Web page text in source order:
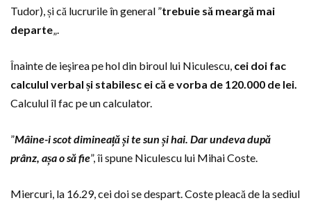
Tudor), și că lucrurile în general ”trebuie să meargă mai
departe„.
Înainte de ieşirea pe hol din biroul lui Niculescu, cei doi fac
calculul verbal și stabilesc ei că e vorba de 120.000 de lei.
Calculul îl fac pe un calculator.
”Mâine-i scot dimineață și te sun și hai. Dar undeva după
prânz, așa o să fie”, îi spune Niculescu lui Mihai Coste.
Miercuri, la 16.29, cei doi se despart. Coste pleacă de la sediul